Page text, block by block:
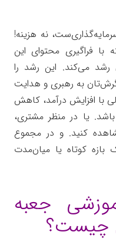
نه هزینه!
با فراگیری محتوای این
رشد می‌کند. این رشد را
به رهبری و هدایت
با افزایش درآمد، کاهش
یا در منظر مشتری،
کنید. و در مجموع
بازه کوتاه یا میان‌مدت
جعبه
چیست؟